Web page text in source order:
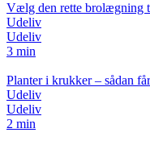
Vælg den rette brolægning
Udeliv
Udeliv
3 min
Planter i krukker – sådan
Udeliv
Udeliv
2 min